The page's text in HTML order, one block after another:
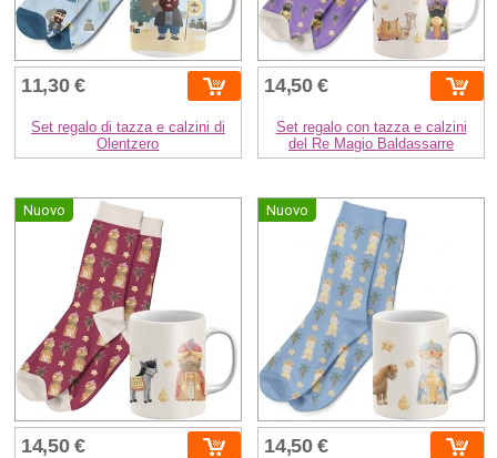
11,30 €
Set regalo di tazza e calzini di
Olentzero
14,50 €
Set regalo con tazza e calzini
del Re Magio Baldassarre
Nuovo
14,50 €
Nuovo
14,50 €